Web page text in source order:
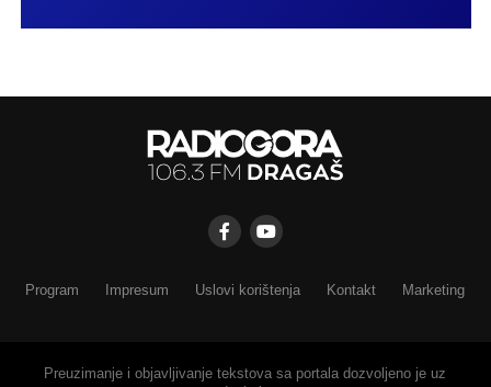
Program Impresum Uslovi korištenja Kontakt Marketing
Preuzimanje i objavljivanje tekstova sa portala dozvoljeno je uz